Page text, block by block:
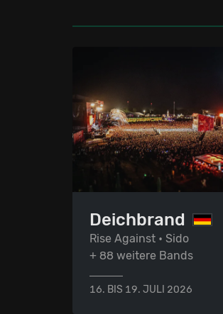
Deichbrand
Rise Against • Sido
+ 88 weitere Bands
16. BIS 19. JULI 2026